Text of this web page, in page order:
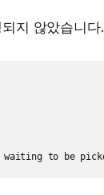
지 않았습니다.